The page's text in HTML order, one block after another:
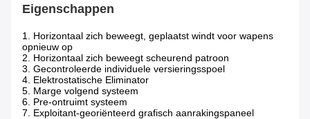
Eigenschappen
1. Horizontaal zich beweegt, geplaatst windt voor wapens
opnieuw op
2. Horizontaal zich beweegt scheurend patroon
3. Gecontroleerde individuele versieringsspoel
4. Elektrostatische Eliminator
5. Marge volgend systeem
6. Pre-ontruimt systeem
7. Exploitant-georiënteerd grafisch aanrakingspaneel